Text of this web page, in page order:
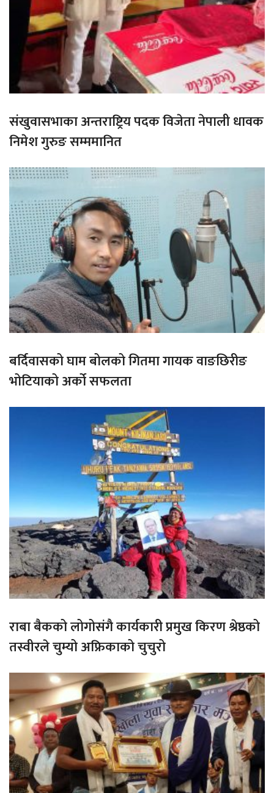
संखुवासभाका अन्तराष्ट्रिय पदक विजेता नेपाली धावक
निमेश गुरुङ सम्ममानित
बर्दिवासको घाम बोलको गितमा गायक वाङछिरीङ
भोटियाको अर्को सफलता
राबा बैकको लोगोसंगै कार्यकारी प्रमुख किरण श्रेष्ठको
तस्वीरले चुम्यो अफ्रिकाको चुचुरो